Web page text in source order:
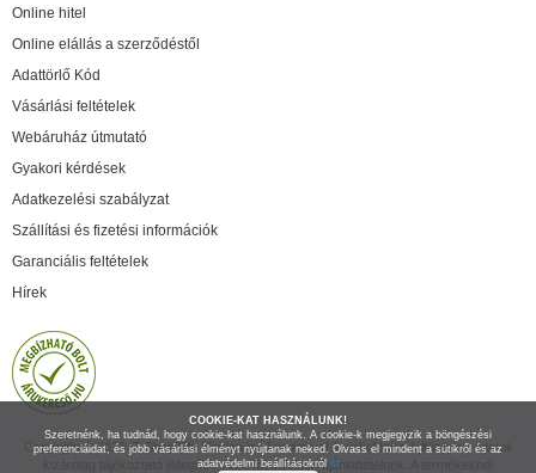
Online hitel
Online elállás a szerződéstől
Adattörlő Kód
Vásárlási feltételek
Webáruház útmutató
Gyakori kérdések
Adatkezelési szabályzat
Szállítási és fizetési információk
Garanciális feltételek
Hírek
Copyright © 2026 IT Shop Kft. Minden jog fenntartva! A weboldalon feltüntetett adatok
kizárólag tájékoztató jellegűek, nem minősülnek ajánlattételnek. A termékeknél
COOKIE-KAT HASZNÁLUNK!
Szeretnénk, ha tudnád, hogy cookie-kat használunk. A cookie-k megjegyzik a böngészési
preferenciáidat, és jobb vásárlási élményt nyújtanak neked. Olvass el mindent a sütikről és az
adatvédelmi beállításokról itt